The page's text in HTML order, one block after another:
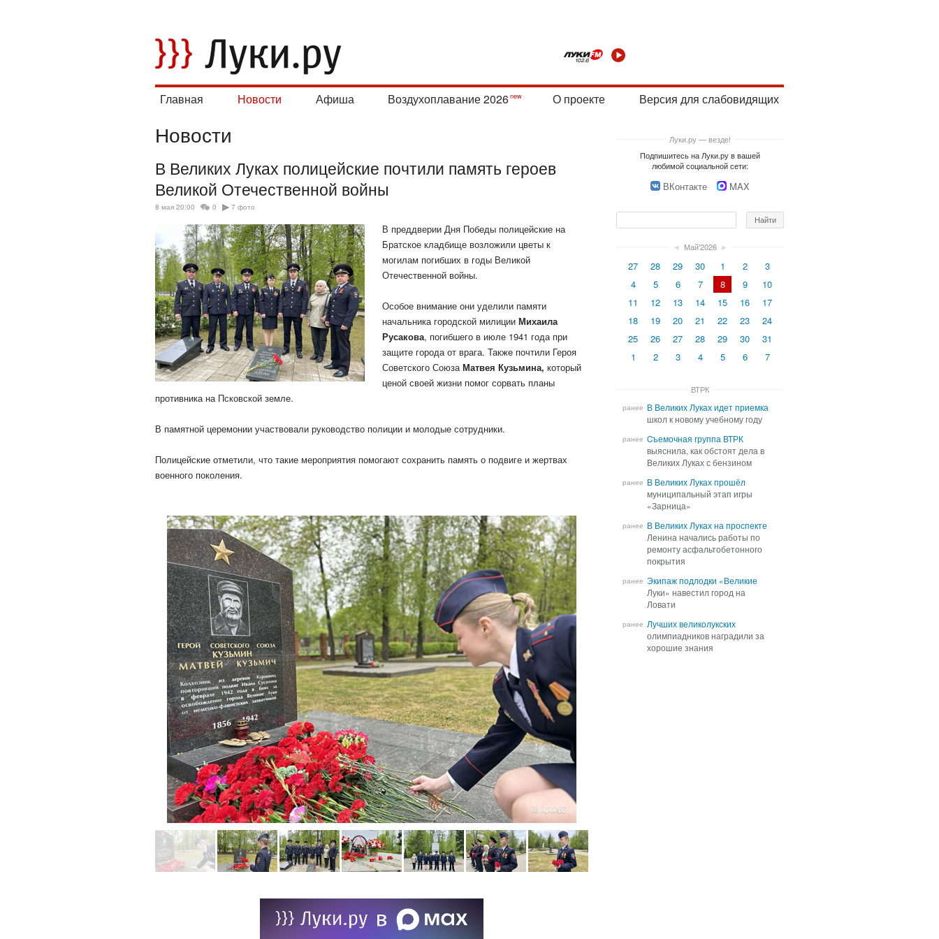
Главная Новости Афиша Воздухоплавание 2026 О проекте Версия для слабовидящих
Новости
В Великих Луках полицейские почтили память героев
Великой Отечественной войны
8 мая 20:00 0 7 фото
В преддверии Дня Победы полицейские на
Братское кладбище возложили цветы к
могилам погибших в годы Великой
Отечественной войны.
Особое внимание они уделили памяти
начальника городской милиции Михаила
Русакова, погибшего в июле 1941 года при
защите города от врага. Также почтили Героя
Советского СоюзаМатвея Кузьмина, который
ценой своей жизни помог сорвать планы
противника на Псковской земле.
В памятной церемонии участвовали руководство полиции и молодые сотрудники.
Полицейские отметили, что такие мероприятия помогают сохранить память о подвиге и жертвах
военного поколения.
Луки.ру — везде!
Подпишитесь на Луки.ру в вашей
любимой социальной сети:
ВКонтакте MAX
◄ Май'2026 ►
27 28 29 30 1 2
3
4
5 6 7 8 9
10
11
12 13 14 15 16
17
18
19 20 21 22 23
24
25
26 27 28 29 30
31
1
2 3 4 5 6 7
ВТРК
ранее В Великих Луках идет приемка
школ к новому учебному году
В Великих Луках идет приемка
школ к новому учебному году
ранее Cъемочная группа ВТРК
выяснила, как обстоят дела в
Великих Луках с бензином
Cъемочная группа ВТРК
выяснила, как обстоят дела в
Великих Луках с бензином
ранее В Великих Луках прошёл
муниципальный этап игры
«Зарница»
В Великих Луках прошёл
муниципальный этап игры
«Зарница»
ранее В Великих Луках на проспекте
Ленина начались работы по
ремонту асфальтобетонного
покрытия
В Великих Луках на проспекте
Ленина начались работы по
ремонту асфальтобетонного
покрытия
ранее Экипаж подлодки «Великие
Луки» навестил город на
Ловати
Экипаж подлодки «Великие
Луки» навестил город на
Ловати
ранее Лучших великолукских
олимпиадников наградили за
хорошие знания
Лучших великолукских
олимпиадников наградили за
хорошие знания